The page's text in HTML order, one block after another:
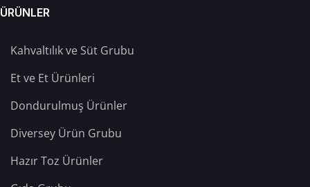
ÜRÜNLER
Kahvaltılık ve Süt Grubu
Et ve Et Ürünleri
Dondurulmuş Ürünler
Diversey Ürün Grubu
Hazır Toz Ürünler